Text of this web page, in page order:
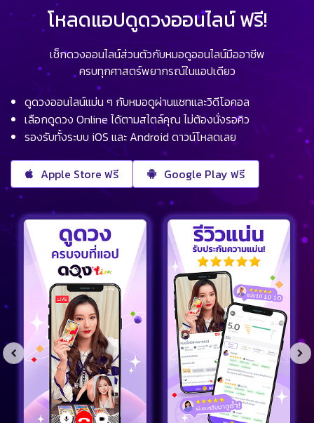
โหลดแอปดูดวงออนไลน์ ฟรี!
เช็กดวงออนไลน์ส่วนตัวกับหมอดูออนไลน์มืออาชีพ
ครบทุกศาสตร์พยากรณ์ในแอปเดียว
ดูดวงออนไลน์แม่น ๆ กับหมอดูผ่านแชทและวิดีโอคอล
เลือกดูดวง Online ได้ตามสไตล์คุณ ไม่ต้องนั่งรอคิว
รองรับทั้งระบบ iOS และ Android ดาวน์โหลดเลย
Apple Store ฟรี Google Play ฟรี